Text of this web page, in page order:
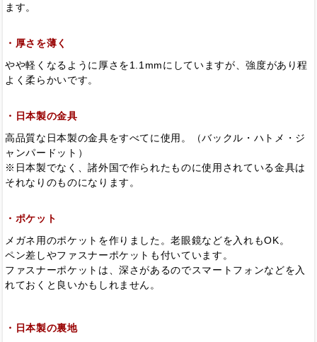
ます。
・厚さを薄く
やや軽くなるように厚さを1.1mmにしていますが、強度があり程
よく柔らかいです。
・日本製の金具
高品質な日本製の金具をすべてに使用。（バックル・ハトメ・ジ
ャンパードット）
※日本製でなく、諸外国で作られたものに使用されている金具は
それなりのものになります。
・ポケット
メガネ用のポケットを作りました。老眼鏡などを入れもOK。
ペン差しやファスナーポケットも付いています。
ファスナーポケットは、深さがあるのでスマートフォンなどを入
れておくと良いかもしれません。
・日本製の裏地